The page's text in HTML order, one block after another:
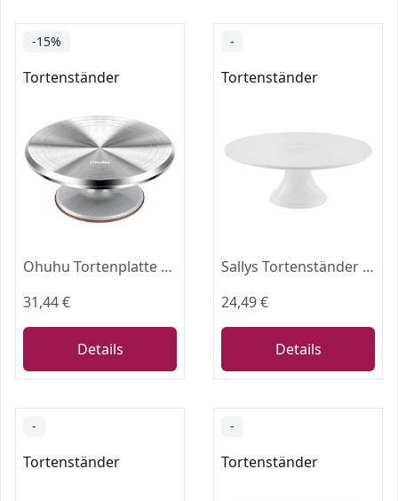
-15%
Tortenständer
Ohuhu Tortenplatte Drehbar, Aluminiumlegierung Drehteller Torte 30 cm, Drehteller Torte für Tortendekoration & Backen, Drehbare Tortenplatte Geschenk für Familie & Freunde
31,44 €
Details
-
Tortenständer
Sallys Tortenständer Weiß 26,5 cm - Runde Tortenplatte mit Fuß aus Keramik - Servierplatte Stapelbar zur Etagere - Kuchenständer für Torten, Cupcakes & mehr
24,49 €
Details
-
Tortenständer
-
Tortenständer